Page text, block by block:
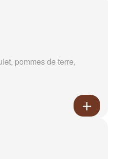
pommes de terre,